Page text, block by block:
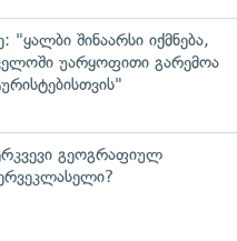
"ყალბი შინაარსი იქმნება,
უარყოფითი გარემოა
გეოგრაფიულ